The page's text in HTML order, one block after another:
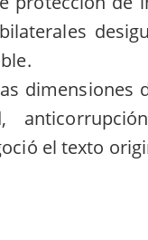
dimensiones
el texto